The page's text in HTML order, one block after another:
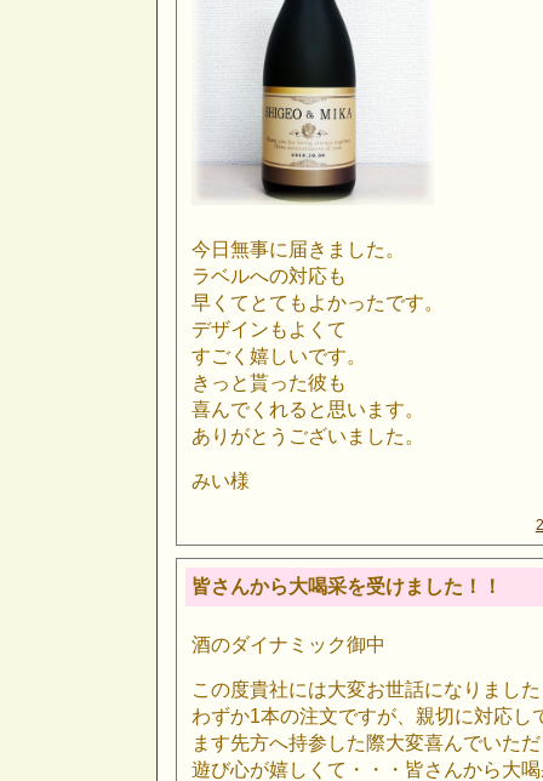
今日無事に届きました。
ラベルへの対応も
早くてとてもよかったです。
デザインもよくて
すごく嬉しいです。
きっと貰った彼も
喜んでくれると思います。
ありがとうございました。
みい様
皆さんから大喝采を受けました！！
酒のダイナミック御中
この度貴社には大変お世話になりまし
わずか1本の注文ですが、親切に対応し
ます先方へ持参した際大変喜んでいた
遊び心が嬉しくて・・・皆さんから大